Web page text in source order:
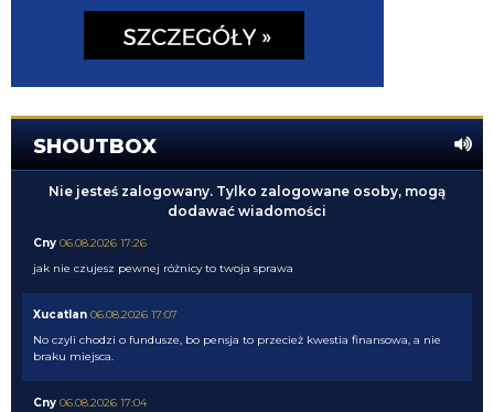
SHOUTBOX
Nie jesteś zalogowany. Tylko zalogowane osoby, mogą
dodawać wiadomości
Cny 06.08.2026 17:26
jak nie czujesz pewnej różnicy to twoja sprawa
Xucatlan 06.08.2026 17:07
No czyli chodzi o fundusze, bo pensja to przecież kwestia finansowa, a nie
braku miejsca.
Cny 06.08.2026 17:04